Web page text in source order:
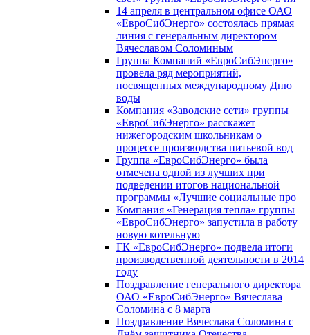
14 апреля в центральном офисе ОАО
«ЕвроСибЭнерго» состоялась прямая
линия с генеральным директором
Вячеславом Соломиным
Группа Компаний «ЕвроСибЭнерго»
провела ряд мероприятий,
посвященных международному Дню
воды
Компания «Заводские сети» группы
«ЕвроСибЭнерго» расскажет
нижегородским школьникам о
процессе производства питьевой вод
Группа «ЕвроСибЭнерго» была
отмечена одной из лучших при
подведении итогов национальной
программы «Лучшие социальные про
Компания «Генерация тепла» группы
«ЕвроСибЭнерго» запустила в работу
новую котельную
ГК «ЕвроСибЭнерго» подвела итоги
производственной деятельности в 2014
году
Поздравление генерального директора
ОАО «ЕвроСибЭнерго» Вячеслава
Соломина с 8 марта
Поздравление Вячеслава Соломина с